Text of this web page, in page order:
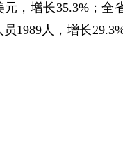
，增长35.3%；
1989人，增长